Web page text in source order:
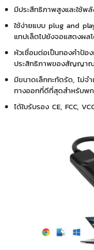
มีประสืทธิภาพสูงและใช้พ
ใช้ง่ายแบบ plug and
แทปเล็ตไปยังจอแสดงผล
หัวเชื่อมต่อเป็นทองคำป้อ
ประสิทธิภาพของสัญญา
มีขนาดเล็กกะทัดรัด, ไม่จ
ทางออกที่ดีที่สุดสำหรับพ
ได้ใบรับรอง CE, FCC,